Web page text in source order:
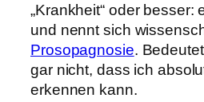
„Krankheit“ oder besser:
und nennt sich
Prosopagnosie.
gar nicht, dass ich
erkennen kann.